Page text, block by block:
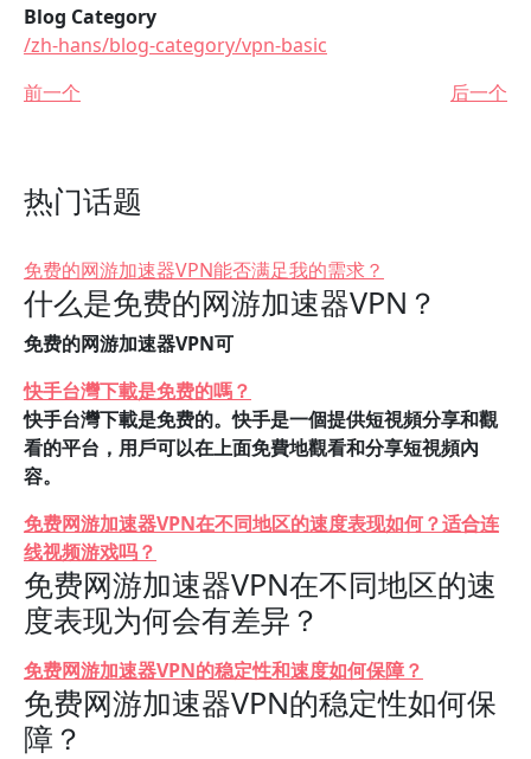
Blog Category
/zh-hans/blog-category/vpn-basic
前一个
后一个
热门话题
免费的网游加速器VPN能否满足我的需求？
什么是免费的网游加速器VPN？
免费的网游加速器VPN可
快手台灣下載是免费的嗎？
快手台灣下載是免费的。快手是一個提供短視頻分享和觀
看的平台，用戶可以在上面免費地觀看和分享短視頻內
容。
免费网游加速器VPN在不同地区的速度表现如何？适合连
线视频游戏吗？
免费网游加速器VPN在不同地区的速
度表现为何会有差异？
免费网游加速器VPN的稳定性和速度如何保障？
免费网游加速器VPN的稳定性如何保
障？